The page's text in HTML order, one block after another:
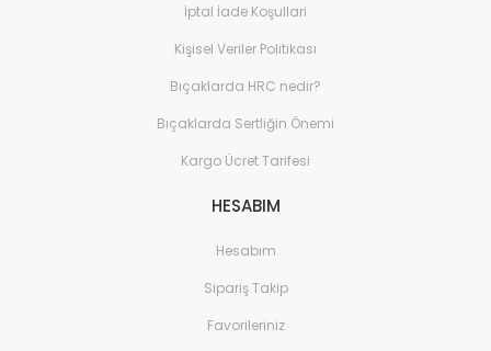
İptal İade Koşullari
Kişisel Veriler Politikası
Bıçaklarda HRC nedir?
Bıçaklarda Sertliğin Önemi
Kargo Ücret Tarifesi
HESABIM
Hesabım
Sipariş Takip
Favorileriniz